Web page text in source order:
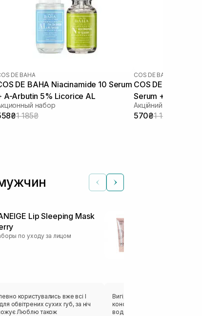
DE BAHA
DE BAHA Niacinamide 10 Serum
A-Arbutin 5% Licorice AL
набор
1 185₴
COS DE BAHA
COS DE BAHA
Serum + Azelaic
Акційний набір
570₴1 125₴
Lip Sleeping Mask
по уходу за лицом
користувались вже всі І
обвітрених сухих губ, за ніч
Люблю також
Вигідна покупка 1+1. Засіб
консистенцію густого гель-
водою просто емульгує в